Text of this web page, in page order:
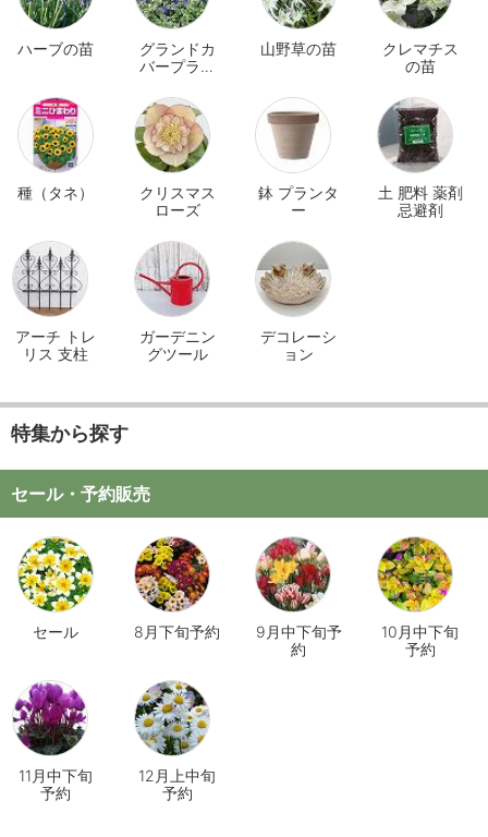
ハーブの苗
グランドカ
バープラン
山野草の苗
クレマチス
の苗
種（タネ）
クリスマス
ローズ
鉢 プランタ
ー
土 肥料 薬剤
忌避剤
アーチ トレ
リス 支柱
ガーデニン
グツール
デコレーシ
ョン
特集から探す
セール・予約販売
セール 8月下旬予約
9月中下旬予
約
10月中下旬
予約
11月中下旬
予約
12月上中旬
予約